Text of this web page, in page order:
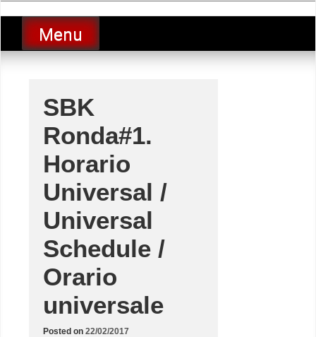
to
contentLucio Lopez GP
luciolopezgp
Menu
SBK
Ronda#1.
Horario
Universal /
Universal
Schedule /
Orario
universale
Posted on 22/02/2017